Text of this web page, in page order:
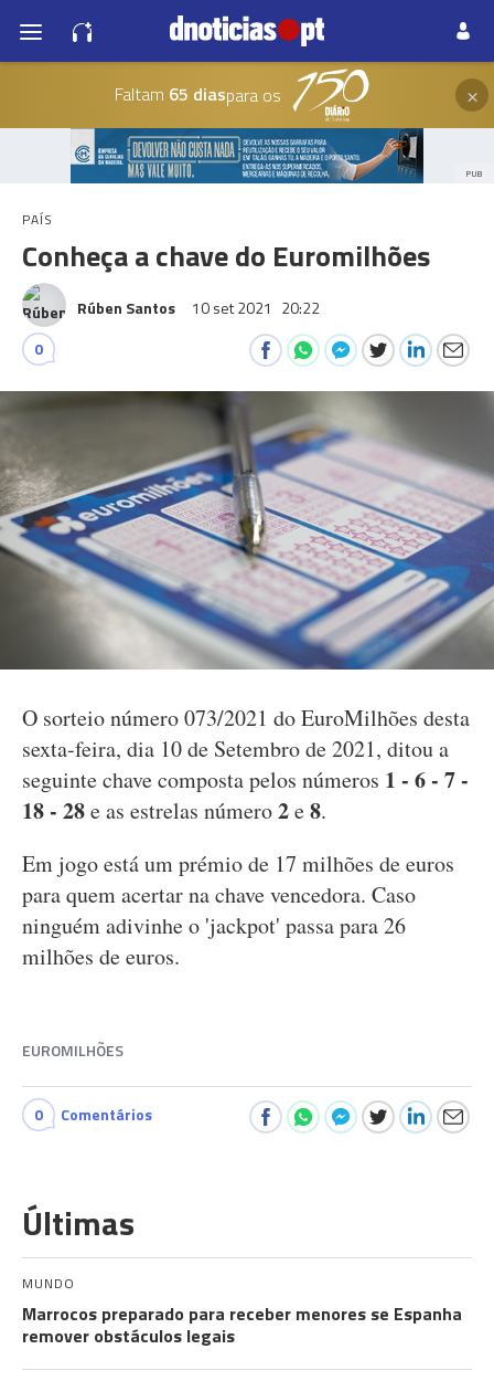
Faltam 65 diaspara os ×
PUB
PAÍS
Conheça a chave do Euromilhões
Rúben Santos 10 set 2021 20:22
0
O sorteio número 073/2021 do EuroMilhões desta
sexta-feira, dia 10 de Setembro de 2021, ditou a
seguinte chave composta pelos números 1 - 6 - 7 -
18 - 28e as estrelas número2e8.
Em jogo está um prémio de 17 milhões de euros
para quem acertar na chave vencedora. Caso
ninguém adivinhe o 'jackpot' passa para 26
milhões de euros.
EUROMILHÕES
0 Comentários
Últimas
MUNDO
Marrocos preparado para receber menores se Espanha
remover obstáculos legais